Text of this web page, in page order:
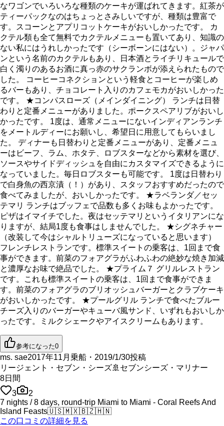
なワゴンでいろいろな種類のケーキが運ばれてきます。紅茶が
ティーパックなのはちょっとさみしいですが、種類は豊富で
す。スコーンとアプリコットケーキがおいしかったです。 カ
クテル類も全て無料でカクテルメニューも置いてあり、知識の
ない私にはうれしかったです（シーボーンにはない）。ジャパ
ンという名前のカクテルもあり、日本酒とライチリキュールで
白く濁りのあるお酒に真っ赤のサクランボが添えられたもので
した。 コーヒーコネクションという軽食とコーヒーが楽しめ
るバーもあり、チョコレート入りのカフェモカがおいしかった
です。 ★コンパスローズ（メインダイニング） ランチは日替
わりと定番メニューがありました。ポークスペアリブがおいし
かったです。 1度は、通常メニューにないインディアンランチ
をメートルディーにお願いし、希望日に用意してもらいまし
た。 ディナーも日替わりと定番メニューがあり、定番メニュ
ーはビーフ、ラム、ホタテ、ロブスターなどから素材を選び、
ソースやサイドディッシュを自由にカスタマイズできるように
なっていました。毎日ロブスターも可能です。 1度は日替わり
で白身魚の西京漬（！）があり、スタッフおすすめだったので
食べてみましたが、おいしかったです。 ★ラベランダ／セッ
テマリ ランチはブッフェで品数も多くお味もよかったです。
ピザはイマイチでした。夜はセッテマリというイタリアンにな
りますが、結局1度も食事はしませんでした。 ★シグネチャー
（改装して今はシャルトリューズになっていると思います）
フレンチレストランです。標準スイートの乗客は、1回まで食
事ができます。前菜のフォアグラがふわふわの絶妙な焼き加減
と濃厚なお味で絶品でした。 ★プライム７ グリルレストラン
です。これも標準スイートの乗客は、1回まで食事ができま
す。前菜のフォアグラのブリオッシュバーガーとクラブケーキ
がおいしかったです。 ★プールグリル ランチで食べたブルー
チーズ入りのバーガーやキューバ風サンド、いずれもおいしか
ったです。ミルクシェークやアイスクリームもあります。
参考になった0
ms. sae2017年11月乗船・2019/1/30投稿
リージェント・セブン・シーズ🚢セブンシーズ・マリナー
8日間
3
2
7 nights / 8 days, round-trip Miami to Miami - Coral Reefs And
Island Feasts🇺🇸🇲🇽🇧🇿🇭🇳
この口コミの詳細を見る